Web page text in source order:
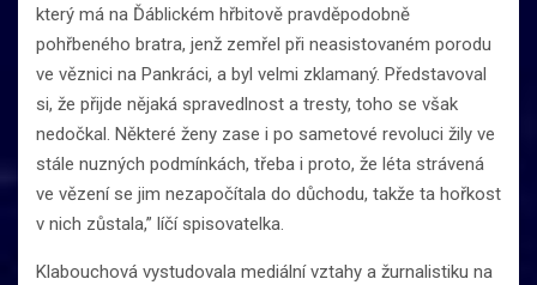
který má na Ďáblickém hřbitově pravděpodobně
pohřbeného bratra, jenž zemřel při neasistovaném porodu
ve věznici na Pankráci, a byl velmi zklamaný. Představoval
si, že přijde nějaká spravedlnost a tresty, toho se však
nedočkal. Některé ženy zase i po sametové revoluci žily ve
stále nuzných podmínkách, třeba i proto, že léta strávená
ve vězení se jim nezapočítala do důchodu, takže ta hořkost
v nich zůstala,” líčí spisovatelka.
Klabouchová vystudovala mediální vztahy a žurnalistiku na